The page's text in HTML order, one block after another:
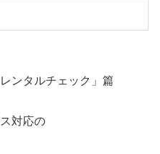
ンタルチェック」篇
対応の